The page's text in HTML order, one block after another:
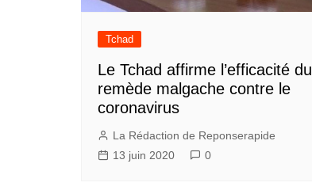
Tchad
Le Tchad affirme l’efficacité du
remède malgache contre le
coronavirus
La Rédaction de Reponserapide
13 juin 2020
0